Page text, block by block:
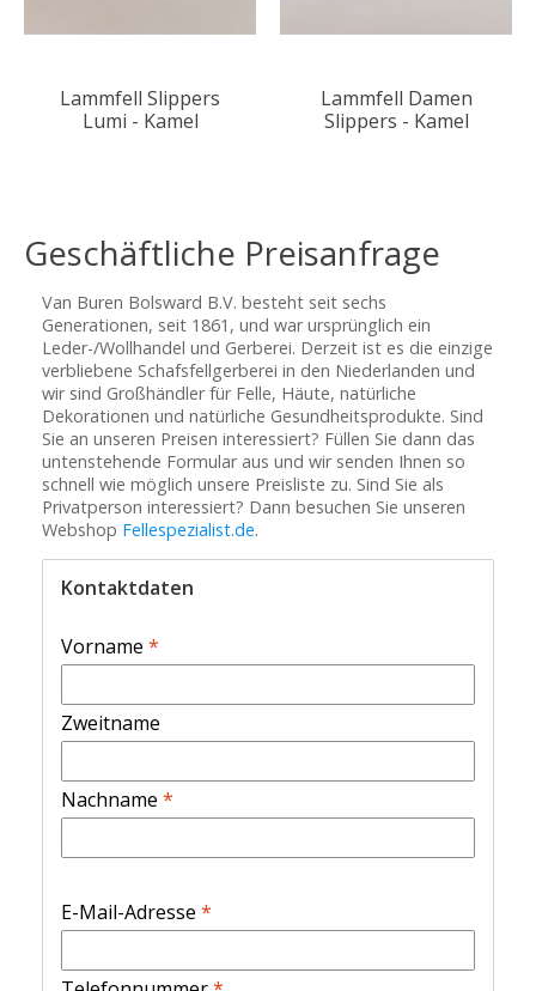
Lammfell Slippers
Lumi - Kamel
Lammfell Damen
Slippers - Kamel
Geschäftliche Preisanfrage
Van Buren Bolsward B.V. besteht seit sechs
Generationen, seit 1861, und war ursprünglich ein
Leder-/Wollhandel und Gerberei. Derzeit ist es die einzige
verbliebene Schafsfellgerberei in den Niederlanden und
wir sind Großhändler für Felle, Häute, natürliche
Dekorationen und natürliche Gesundheitsprodukte. Sind
Sie an unseren Preisen interessiert? Füllen Sie dann das
untenstehende Formular aus und wir senden Ihnen so
schnell wie möglich unsere Preisliste zu. Sind Sie als
Privatperson interessiert? Dann besuchen Sie unseren
Webshop Fellespezialist.de.
Kontaktdaten
Vorname *
Zweitname
Nachname *
E-Mail-Adresse *